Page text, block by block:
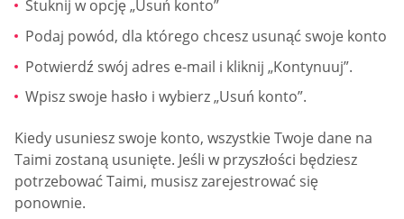
Stuknij w opcję „Usuń konto”
Podaj powód, dla którego chcesz usunąć swoje konto
Potwierdź swój adres e-mail i kliknij „Kontynuuj”.
Wpisz swoje hasło i wybierz „Usuń konto”.
Kiedy usuniesz swoje konto, wszystkie Twoje dane na
Taimi zostaną usunięte. Jeśli w przyszłości będziesz
potrzebować Taimi, musisz zarejestrować się
ponownie.